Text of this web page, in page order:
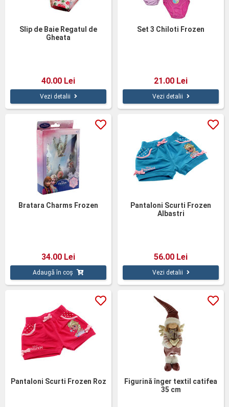
Slip de Baie Regatul de
Gheata
40.00 Lei
Vezi detalii
Set 3 Chiloti Frozen
21.00 Lei
Vezi detalii
Bratara Charms Frozen
34.00 Lei
Adaugă în coș
Pantaloni Scurti Frozen
Albastri
56.00 Lei
Vezi detalii
Pantaloni Scurti Frozen Roz
Figurină înger textil catifea
35 cm